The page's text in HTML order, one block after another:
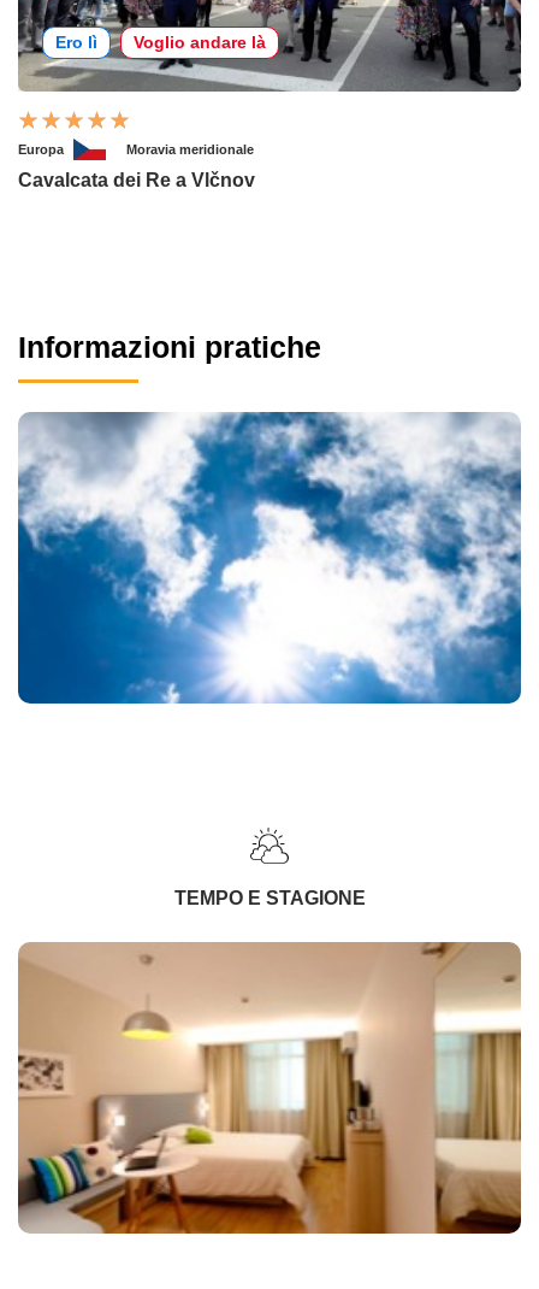
Ero lì Voglio andare là
Europa Moravia meridionale
Cavalcata dei Re a Vlčnov
Informazioni pratiche
TEMPO E STAGIONE